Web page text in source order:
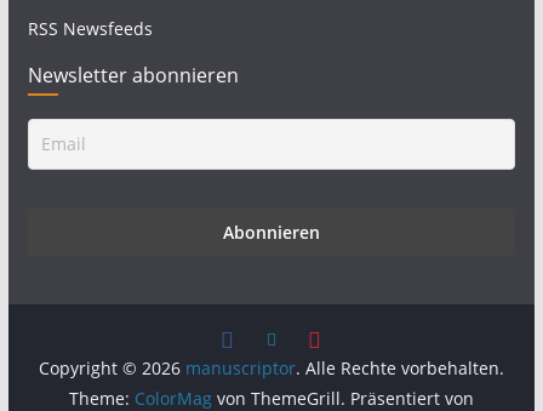
RSS Newsfeeds
Newsletter abonnieren
Copyright © 2026 manuscriptor. Alle Rechte vorbehalten.
Theme: ColorMagvon ThemeGrill. Präsentiert von